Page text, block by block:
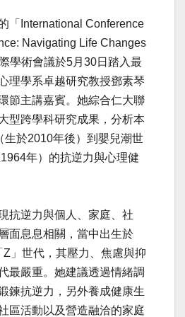
「International Conference
Navigating Life Changes
學術會議於5月30日踏入最
理學系卓越研究教授鄧素琴
節主講嘉賓。她綜合仁大聯
型跨學科研究成果，分析本
生於2010年後）到嬰兒潮世
年）的抗逆力與心理健
抗逆力與個人、家庭、社
面息息相關，當中出生於
」世代，其壓力、焦慮與抑
最嚴重。她建議透過情緒調
鍊抗逆力，另外養成健康生
區活動以及營造融洽的家庭